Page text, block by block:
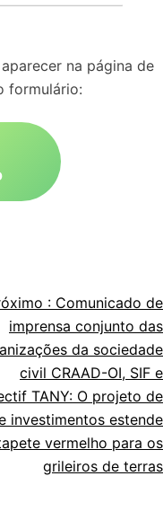
na página de
formulário:
: Comunicado de
imprensa conjunto das
da sociedade
civil CRAAD-OI, SIF e
TANY: O projeto de
investimentos estende
vermelho para os
grileiros de terras